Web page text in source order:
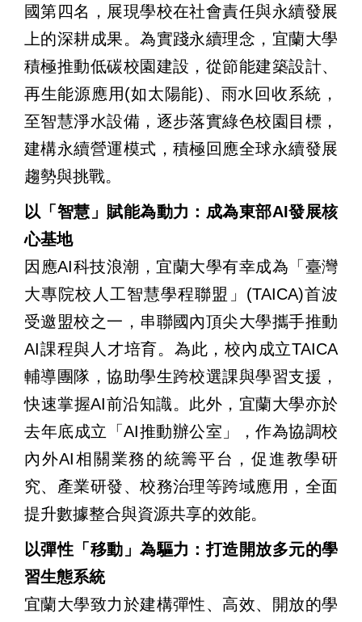
國第四名，展現學校在社會責任與永續發展
上的深耕成果。為實踐永續理念，宜蘭大學
積極推動低碳校園建設，從節能建築設計、
再生能源應用(如太陽能)、雨水回收系統，
至智慧淨水設備，逐步落實綠色校園目標，
建構永續營運模式，積極回應全球永續發展
趨勢與挑戰。
以「智慧」賦能為動力：成為東部AI發展核
心基地
因應AI科技浪潮，宜蘭大學有幸成為「臺灣
大專院校人工智慧學程聯盟」(TAICA)首波
受邀盟校之一，串聯國內頂尖大學攜手推動
AI課程與人才培育。為此，校內成立TAICA
輔導團隊，協助學生跨校選課與學習支援，
快速掌握AI前沿知識。此外，宜蘭大學亦於
去年底成立「AI推動辦公室」，作為協調校
內外AI相關業務的統籌平台，促進教學研
究、產業研發、校務治理等跨域應用，全面
提升數據整合與資源共享的效能。
以彈性「移動」為驅力：打造開放多元的學
習生態系統
宜蘭大學致力於建構彈性、高效、開放的學